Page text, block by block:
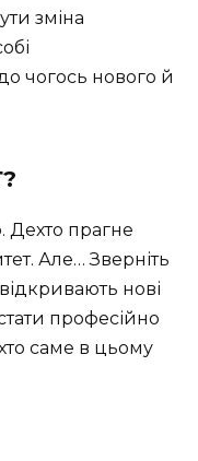
зміна
чогось нового й
Дехто прагне
Але… Зверніть
нові
професійно
саме в цьому